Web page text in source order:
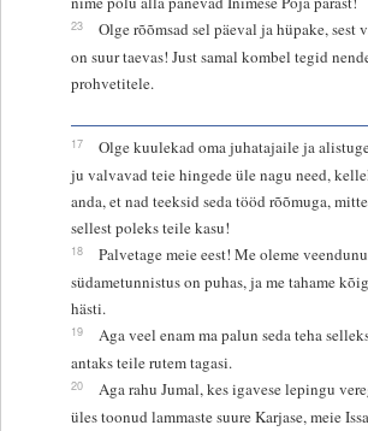
23
Olge rõõmsad sel päeval ja hüpake, sest
on suur taevas! Just samal kombel tegid
prohvetitele.
17
Olge kuulekad oma juhatajaile ja
ju valvavad teie hingede üle nagu need,
anda, et nad teeksid seda tööd rõõmuga, mitte
sellest poleks teile kasu!
18
Palvetage meie eest! Me oleme
südametunnistus on puhas, ja me tahame
hästi.
19
Aga veel enam ma palun seda teha
antaks teile rutem tagasi.
20
Aga rahu Jumal, kes igavese lepingu
üles toonud lammaste suure Karjase, meie